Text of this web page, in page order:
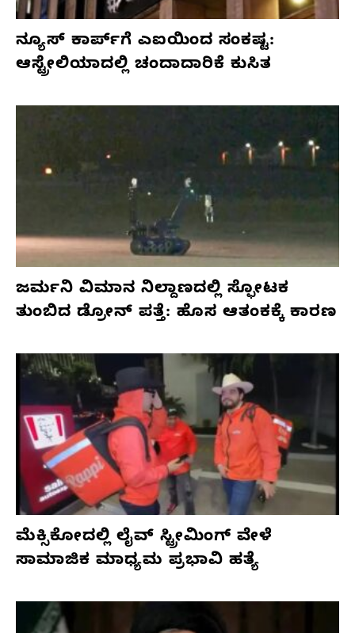
ನ್ಯೂಸ್ ಕಾರ್ಪ್‌ಗೆ ಎಐಯಿಂದ ಸಂಕಷ್ಟ:
ಆಸ್ಟ್ರೇಲಿಯಾದಲ್ಲಿ ಚಂದಾದಾರಿಕೆ ಕುಸಿತ
ಜರ್ಮನಿ ವಿಮಾನ ನಿಲ್ದಾಣದಲ್ಲಿ ಸ್ಫೋಟಕ
ತುಂಬಿದ ಡ್ರೋನ್ ಪತ್ತೆ: ಹೊಸ ಆತಂಕಕ್ಕೆ ಕಾರಣ
ಮೆಕ್ಸಿಕೋದಲ್ಲಿ ಲೈವ್ ಸ್ಟ್ರೀಮಿಂಗ್ ವೇಳೆ
ಸಾಮಾಜಿಕ ಮಾಧ್ಯಮ ಪ್ರಭಾವಿ ಹತ್ಯೆ